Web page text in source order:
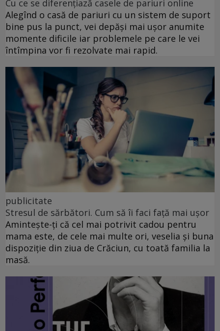
Cu ce se diferențiază casele de pariuri online
Alegînd o casă de pariuri cu un sistem de suport
bine pus la punct, vei depăși mai ușor anumite
momente dificile iar problemele pe care le vei
întîmpina vor fi rezolvate mai rapid.
publicitate
Stresul de sărbători. Cum să îi faci față mai ușor
Amintește-ți că cel mai potrivit cadou pentru
mama este, de cele mai multe ori, veselia și buna
dispoziție din ziua de Crăciun, cu toată familia la
masă.